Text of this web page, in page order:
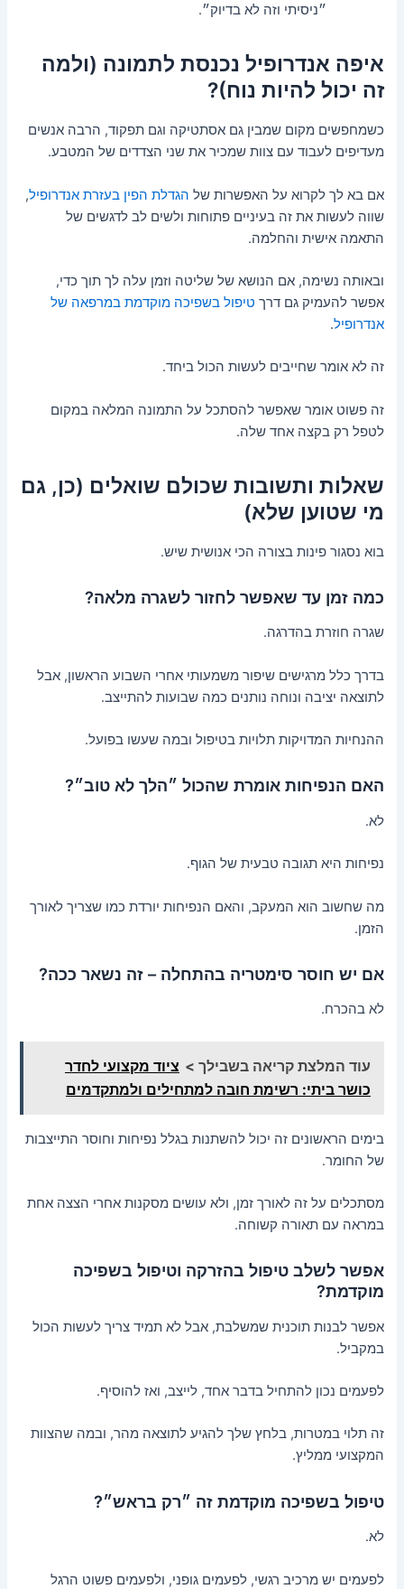
״ניסיתי וזה לא בדיוק״.
איפה אנדרופיל נכנסת לתמונה (ולמה
זה יכול להיות נוח)?
כשמחפשים מקום שמבין גם אסתטיקה וגם תפקוד, הרבה אנשים
מעדיפים לעבוד עם צוות שמכיר את שני הצדדים של המטבע.
אם בא לך לקרוא על האפשרות של הגדלת הפין בעזרת אנדרופיל,
שווה לעשות את זה בעיניים פתוחות ולשים לב לדגשים של
התאמה אישית והחלמה.
ובאותה נשימה, אם הנושא של שליטה וזמן עלה לך תוך כדי,
אפשר להעמיק גם דרך טיפול בשפיכה מוקדמת במרפאה של
אנדרופיל.
זה לא אומר שחייבים לעשות הכול ביחד.
זה פשוט אומר שאפשר להסתכל על התמונה המלאה במקום
לטפל רק בקצה אחד שלה.
שאלות ותשובות שכולם שואלים (כן, גם
מי שטוען שלא)
בוא נסגור פינות בצורה הכי אנושית שיש.
כמה זמן עד שאפשר לחזור לשגרה מלאה?
שגרה חוזרת בהדרגה.
בדרך כלל מרגישים שיפור משמעותי אחרי השבוע הראשון, אבל
לתוצאה יציבה ונוחה נותנים כמה שבועות להתייצב.
ההנחיות המדויקות תלויות בטיפול ובמה שעשו בפועל.
האם הנפיחות אומרת שהכול ״הלך לא טוב״?
לא.
נפיחות היא תגובה טבעית של הגוף.
מה שחשוב הוא המעקב, והאם הנפיחות יורדת כמו שצריך לאורך
הזמן.
אם יש חוסר סימטריה בהתחלה – זה נשאר ככה?
לא בהכרח.
עוד המלצת קריאה בשבילך > ציוד מקצועי לחדר
כושר ביתי: רשימת חובה למתחילים ולמתקדמים
בימים הראשונים זה יכול להשתנות בגלל נפיחות וחוסר התייצבות
של החומר.
מסתכלים על זה לאורך זמן, ולא עושים מסקנות אחרי הצצה אחת
במראה עם תאורה קשוחה.
אפשר לשלב טיפול בהזרקה וטיפול בשפיכה
מוקדמת?
אפשר לבנות תוכנית שמשלבת, אבל לא תמיד צריך לעשות הכול
במקביל.
לפעמים נכון להתחיל בדבר אחד, לייצב, ואז להוסיף.
זה תלוי במטרות, בלחץ שלך להגיע לתוצאה מהר, ובמה שהצוות
המקצועי ממליץ.
טיפול בשפיכה מוקדמת זה ״רק בראש״?
לא.
לפעמים יש מרכיב רגשי, לפעמים גופני, ולפעמים פשוט הרגל